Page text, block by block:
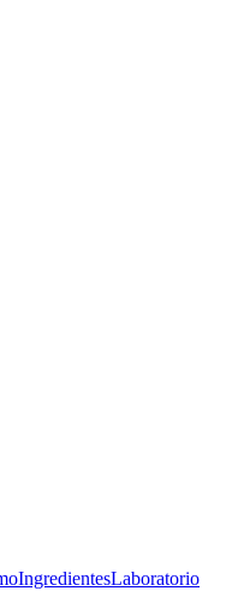
IngredientesLaboratorio